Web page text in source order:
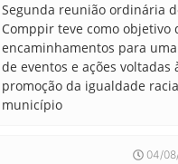
Segunda reunião ordinária
Comppir teve como objetivo
encaminhamentos para
de eventos e ações voltadas
promoção da igualdade
município
04/